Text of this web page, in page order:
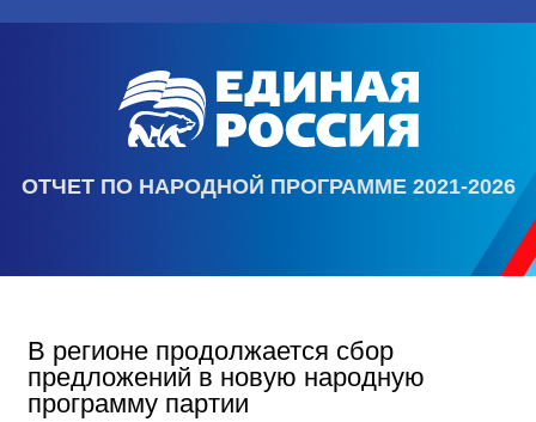
ОТЧЕТ ПО НАРОДНОЙ ПРОГРАММЕ 2021-2026
В регионе продолжается сбор
предложений в новую народную
программу партии